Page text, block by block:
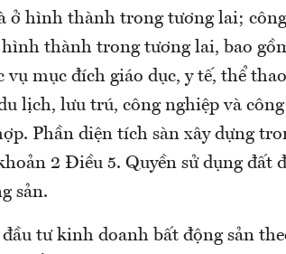
ở hình thành trong tương lai;
thành trong tương lai, bao
mục đích giáo dục, y tế, thể
lịch, lưu trú, công nghiệp và
Phần diện tích sàn xây dựng
2 Điều 5. Quyền sử dụng đất
sản.
tư kinh doanh bất động sản